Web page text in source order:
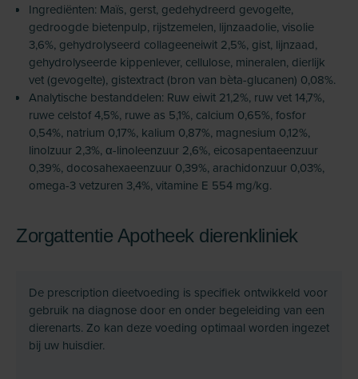
Ingrediënten: Maïs, gerst, gedehydreerd gevogelte,
gedroogde bietenpulp, rijstzemelen, lijnzaadolie, visolie
3,6%, gehydrolyseerd collageeneiwit 2,5%, gist, lijnzaad,
gehydrolyseerde kippenlever, cellulose, mineralen, dierlijk
vet (gevogelte), gistextract (bron van bèta-glucanen) 0,08%.
Analytische bestanddelen: Ruw eiwit 21,2%, ruw vet 14,7%,
ruwe celstof 4,5%, ruwe as 5,1%, calcium 0,65%, fosfor
0,54%, natrium 0,17%, kalium 0,87%, magnesium 0,12%,
linolzuur 2,3%, α-linoleenzuur 2,6%, eicosapentaeenzuur
0,39%, docosahexaeenzuur 0,39%, arachidonzuur 0,03%,
omega-3 vetzuren 3,4%, vitamine E 554 mg/kg.
Zorgattentie Apotheek dierenkliniek
De prescription dieetvoeding is specifiek ontwikkeld voor
gebruik na diagnose door en onder begeleiding van een
dierenarts. Zo kan deze voeding optimaal worden ingezet
bij uw huisdier.